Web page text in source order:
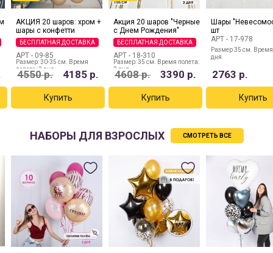
АКЦИЯ 20 шаров: хром +
шары с конфетти
БЕСПЛАТНАЯ ДОСТАВКА
АРТ - 09-85
Размер: 30-35 см. Время
полета: 2 дня
4550р. 4185 р.
Акция 20 шаров "Черные
с Днем Рождения"
БЕСПЛАТНАЯ ДОСТАВКА
АРТ - 18-310
Размер: 35 см. Время полета:
2 дня
4608р. 3390 р.
Шары
шт
АРТ - 17-978
Размер 35 см. Время
дня
2763 р.
НАБОРЫ ДЛЯ ВЗРОСЛЫХ СМОТРЕТЬ ВСЕ